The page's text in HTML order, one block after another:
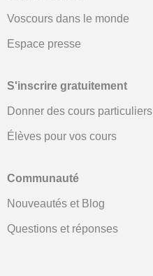
Voscours dans le monde
Espace presse
S'inscrire gratuitement
Donner des cours particuliers
Élèves pour vos cours
Communauté
Nouveautés et Blog
Questions et réponses